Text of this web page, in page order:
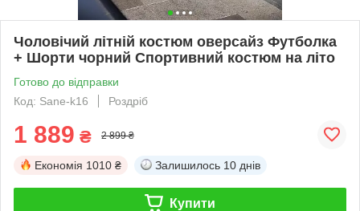
Чоловічий літній костюм оверсайз Футболка
+ Шорти чорний Спортивний костюм на літо
Готово до відправки
Код: Sane-k16
Роздріб
1 889 ₴ 2 899 ₴
Економія 1010 ₴ Залишилось 10 днів
Купити